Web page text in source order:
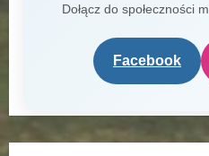
Dołącz do społeczności
Facebook